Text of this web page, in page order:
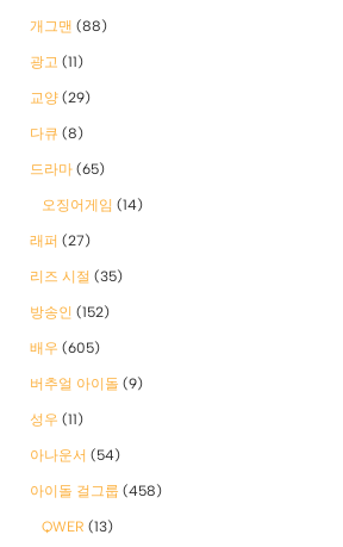
개그맨 (88)
광고 (11)
교양 (29)
다큐 (8)
드라마 (65)
오징어게임 (14)
래퍼 (27)
리즈 시절 (35)
방송인 (152)
배우 (605)
버추얼 아이돌 (9)
성우 (11)
아나운서 (54)
아이돌 걸그룹 (458)
QWER (13)